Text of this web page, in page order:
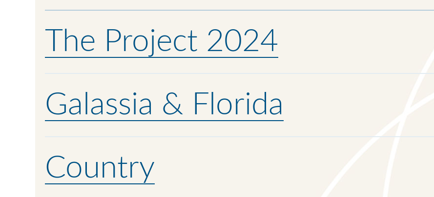
The Project 2024
Galassia & Florida
Country